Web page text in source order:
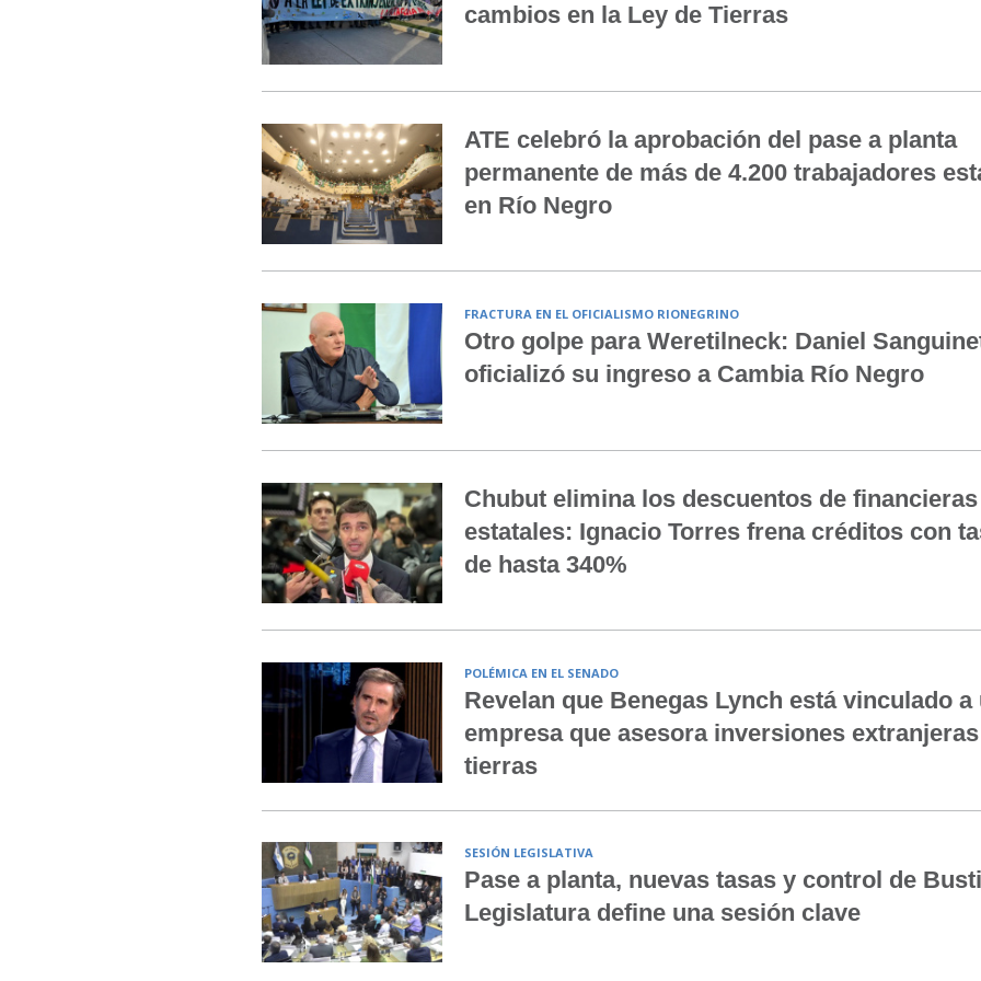
cambios en la Ley de Tierras
ATE celebró la aprobación del pase a planta
permanente de más de 4.200 trabajadores
en Río Negro
FRACTURA EN EL OFICIALISMO RIONEGRINO
Otro golpe para Weretilneck: Daniel
oficializó su ingreso a Cambia Río Negro
Chubut elimina los descuentos de financieras
estatales: Ignacio Torres frena créditos con
de hasta 340%
POLÉMICA EN EL SENADO
Revelan que Benegas Lynch está vinculado a
empresa que asesora inversiones
tierras
SESIÓN LEGISLATIVA
Pase a planta, nuevas tasas y control de
Legislatura define una sesión clave